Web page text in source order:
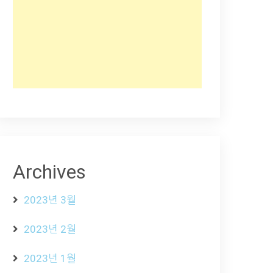
Archives
2023년 3월
2023년 2월
2023년 1월